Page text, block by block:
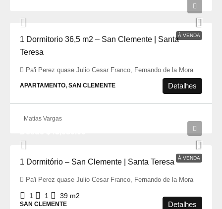
À VENDA
1 Dormitorio 36,5 m2 – San Clemente | Santa
Teresa
Pa'i Perez quase Julio Cesar Franco, Fernando de la Mora
APARTAMENTO, SAN CLEMENTE Detalhes
Matías Vargas
À VENDA
1 Dormitório – San Clemente | Santa Teresa
Pa'i Perez quase Julio Cesar Franco, Fernando de la Mora
1 1 39 m2
SAN CLEMENTE Detalhes